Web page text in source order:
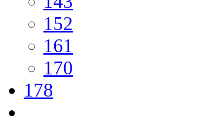
152
161
170
178